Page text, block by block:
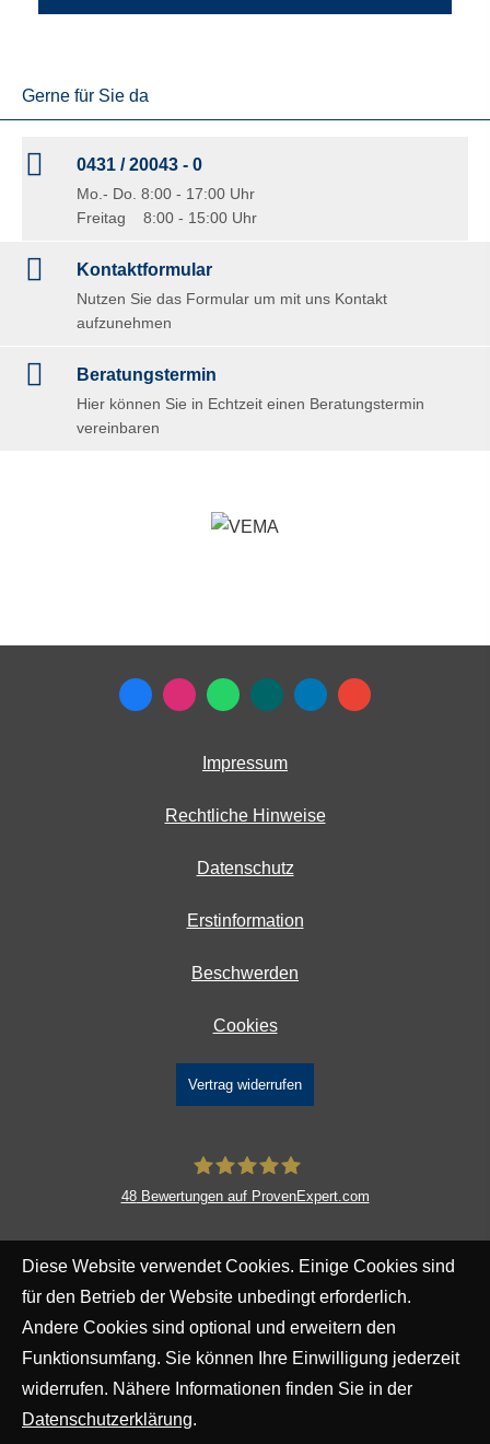
Gerne für Sie da
0431 / 20043 - 0
Mo.- Do. 8:00 - 17:00 Uhr
Freitag 8:00 - 15:00 Uhr
Kontaktformular
Nutzen Sie das Formular um mit uns Kontakt
aufzunehmen
Beratungstermin
Hier können Sie in Echtzeit einen Beratungstermin
vereinbaren
Impressum
Rechtliche Hinweise
Datenschutz
Erstinformation
Beschwerden
Cookies
Vertrag widerrufen
Co. KG
48Bewertungen auf ProvenExpert.com
Diese Website verwendet Cookies. Einige Cookies sind
für den Betrieb der Website unbedingt erforderlich.
Andere Cookies sind optional und erweitern den
Funktionsumfang. Sie können Ihre Einwilligung jederzeit
widerrufen. Nähere Informationen finden Sie in der
Datenschutzerklärung.